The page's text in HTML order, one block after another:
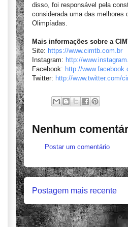
disso, foi responsável pela
considerada uma das melhores
Olimpíadas.
Mais informações sobre a
Site: https://www.cimtb.com.br
Instagram: http://
Facebook: http://
Twitter: http://www.twitter.com/
Nenhum
Postar um comentário
Postagem mais recente